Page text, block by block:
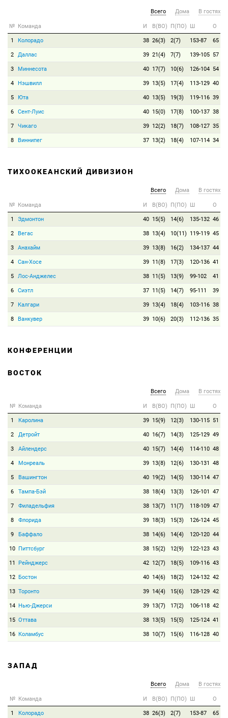
Всего Дома В гостях
№ Команда И В(ВО) П(ПО) Ш О
1 Колорадо 38 26(3) 2(7) 153-87 65
2 Даллас 39 21(4) 7(7) 139-105 57
3 Миннесота 40 17(7) 10(6) 126-104 54
4 Нэшвилл 39 13(5) 17(4) 113-129 40
5 Юта 40 13(5) 19(3) 119-116 39
6 Сент-Луис 40 15(0) 17(8) 100-137 38
7 Чикаго 39 12(2) 18(7) 108-127 35
8 Виннипег 37 13(2) 18(4) 107-114 34
ТИХООКЕАНСКИЙ ДИВИЗИОН
Всего Дома В гостях
№ Команда И В(ВО) П(ПО) Ш О
1 Эдмонтон 40 15(5) 14(6) 135-132 46
2 Вегас 38 13(4) 10(11) 119-119 45
3 Анахайм 39 13(8) 16(2) 134-137 44
4 Сан-Хосе 39 11(8) 17(3) 120-136 41
5 Лос-Анджелес 38 11(5) 13(9) 99-102 41
6 Сиэтл 37 11(5) 14(7) 95-111 39
7 Калгари 39 13(4) 18(4) 103-116 38
8 Ванкувер 39 10(6) 20(3) 112-136 35
КОНФЕРЕНЦИИ
ВОСТОК
Всего Дома В гостях
№ Команда И В(ВО) П(ПО) Ш О
1 Каролина 39 15(9) 12(3) 130-115 51
2 Детройт 40 16(7) 14(3) 125-129 49
3 Айлендерс 40 15(7) 14(4) 114-110 48
4 Монреаль 39 13(8) 12(6) 130-131 48
5 Вашингтон 40 19(2) 14(5) 130-114 47
6 Тампа-Бэй 38 18(4) 13(3) 126-101 47
7 Филадельфия 38 13(7) 11(7) 118-109 47
8 Флорида 39 18(3) 15(3) 126-124 45
9 Баффало 38 14(6) 14(4) 120-120 44
10 Питтсбург 38 15(2) 12(9) 122-123 43
11 Рейнджерс 42 12(7) 18(5) 109-116 43
12 Бостон 40 14(6) 18(2) 124-132 42
13 Торонто 39 14(4) 15(6) 128-129 42
14 Нью-Джерси 39 13(7) 17(2) 106-118 42
15 Оттава 38 13(5) 15(5) 125-124 41
16 Коламбус 38 10(7) 15(6) 116-128 40
ЗАПАД
Всего Дома В гостях
№ Команда И В(ВО) П(ПО) Ш О
1 Колорадо 38 26(3) 2(7) 153-87 65